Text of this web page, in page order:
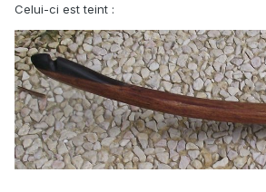
Celui-ci est teint :